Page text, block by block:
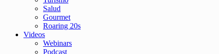
Salud
Gourmet
Roaring 20s
Videos
Webinars
Podcast